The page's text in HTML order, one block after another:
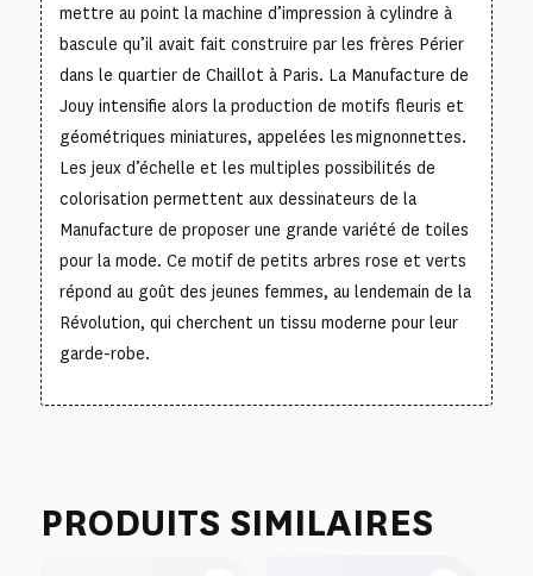
mettre au point la machine d’impression à cylindre à
bascule qu’il avait fait construire par les frères Périer
dans le quartier de Chaillot à Paris. La Manufacture de
Jouy intensifie alors la production de motifs fleuris et
géométriques miniatures, appelées lesmignonnettes.
Les jeux d’échelle et les multiples possibilités de
colorisation permettent aux dessinateurs de la
Manufacture de proposer une grande variété de toiles
pour la mode. Ce motif de petits arbres rose et verts
répond au goût des jeunes femmes, au lendemain de la
Révolution, qui cherchent un tissu moderne pour leur
garde-robe.
PRODUITS SIMILAIRES